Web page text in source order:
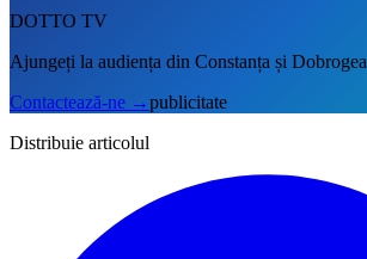
DOTTO TV
Ajungeți la audiența din Constanța și Dobrogea
Contactează-ne →publicitate
Distribuie articolul